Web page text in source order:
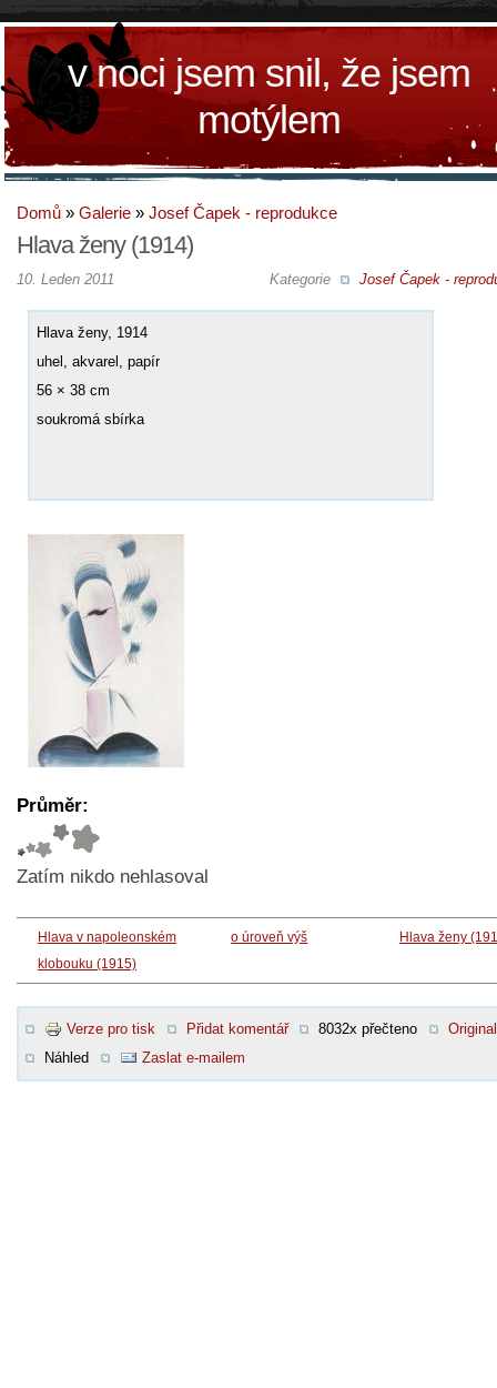
v noci jsem snil, že jsem
motýlem
Domů » Galerie » Josef Čapek - reprodukce
Hlava ženy (1914)
Kategorie Josef Čapek -
10. Leden 2011
Hlava ženy, 1914
uhel, akvarel, papír
56 × 38 cm
soukromá sbírka
Průměr:
Zatím nikdo nehlasoval
Hlava v napoleonském
klobouku (1915)
o úroveň výš Hlava ženy
Verze pro tisk Přidat komentář 8032x přečteno
Original
Náhled
Zaslat e-mailem